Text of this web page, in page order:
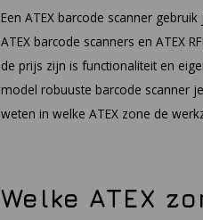
Een ATEX barcode scanner
ATEX barcode scanners en ATEX
de prijs zijn is functionaliteit en
model robuuste barcode scanner
weten in welke ATEX zone de
Welke ATEX